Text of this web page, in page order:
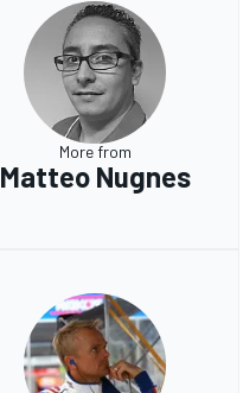
More from
Matteo Nugnes